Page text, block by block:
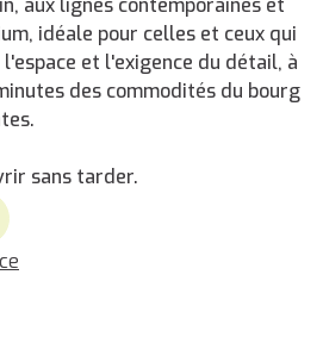
aux lignes contemporaines et
idéale pour celles et ceux qui
et l'exigence du détail, à
des commodités du bourg
sans tarder.